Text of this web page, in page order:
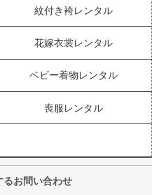
紋付き袴レンタル
花嫁衣裳レンタル
ベビー着物レンタル
喪服レンタル
るお問い合わせ